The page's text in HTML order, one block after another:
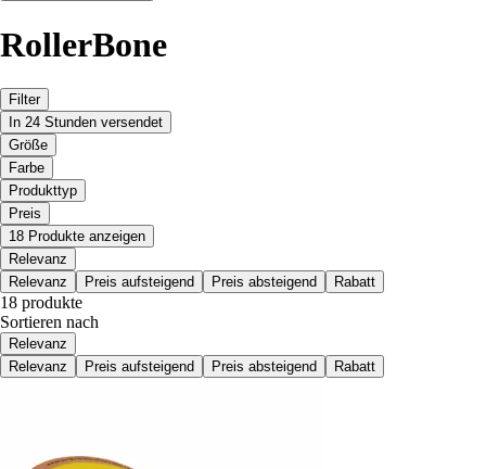
RollerBone
Filter
In 24 Stunden versendet
Größe
Farbe
Produkttyp
Preis
18 Produkte anzeigen
Relevanz
Relevanz
Preis aufsteigend Preis absteigend Rabatt
18 produkte
Sortieren nach
Relevanz
Relevanz
Preis aufsteigend Preis absteigend Rabatt